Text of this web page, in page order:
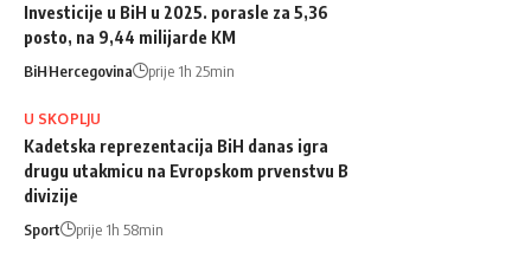
Investicije u BiH u 2025. porasle za 5,36
posto, na 9,44 milijarde KM
BiHHercegovina prije 1h 25min
U SKOPLJU
Kadetska reprezentacija BiH danas igra
drugu utakmicu na Evropskom prvenstvu B
divizije
Sport prije 1h 58min